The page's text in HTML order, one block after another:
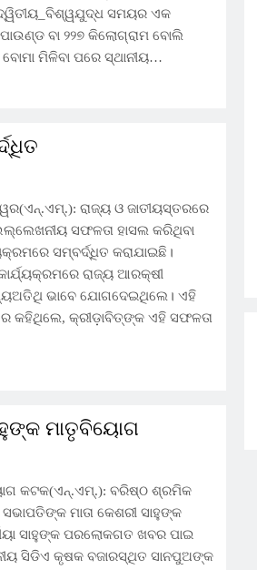
ଦ୍ୱିତୀୟ_ବିଶ୍ୱଯୁଦ୍ଧ ସମୟର ଏକ
ବା ୨୨୭ କିଲୋଗ୍ରାମ ବୋଲି
ମିଳିବା ପରେ ସ୍ଥାନୀୟ…
ରାଜ୍ୟ ଓ ଜାତୀୟସ୍ତରରେ
ସଫଳତା ହାସଲ କରିଥିବା
ସମ୍ବର୍ଦ୍ଧିତ କରାଯାଇଛି।
ରାଜ୍ୟ ଆରକ୍ଷୀ
ଭାବେ ଯୋଗଦେଇଥିଲେ। ଏହି
କହିଥିଲେ, କ୍ରୀଡ଼ାବିତ୍‌ଙ୍କ ଏହି ସଫଳତା
ମାତୃବିୟୋଗ
କଟକ(ଏନ୍‌.ଏମ୍‌.): ବରିଷ୍ଠ ଶ୍ରମିକ
ମାତା କେଶରୀ ସାହୁଙ୍କ
ସାହୁଙ୍କ ପରଲୋକଗତ ଖବର ପାଇ
ସିଡିଏ କୃଷକ ବଜାରସ୍ଥିତ ସାନପୁଅଙ୍କ